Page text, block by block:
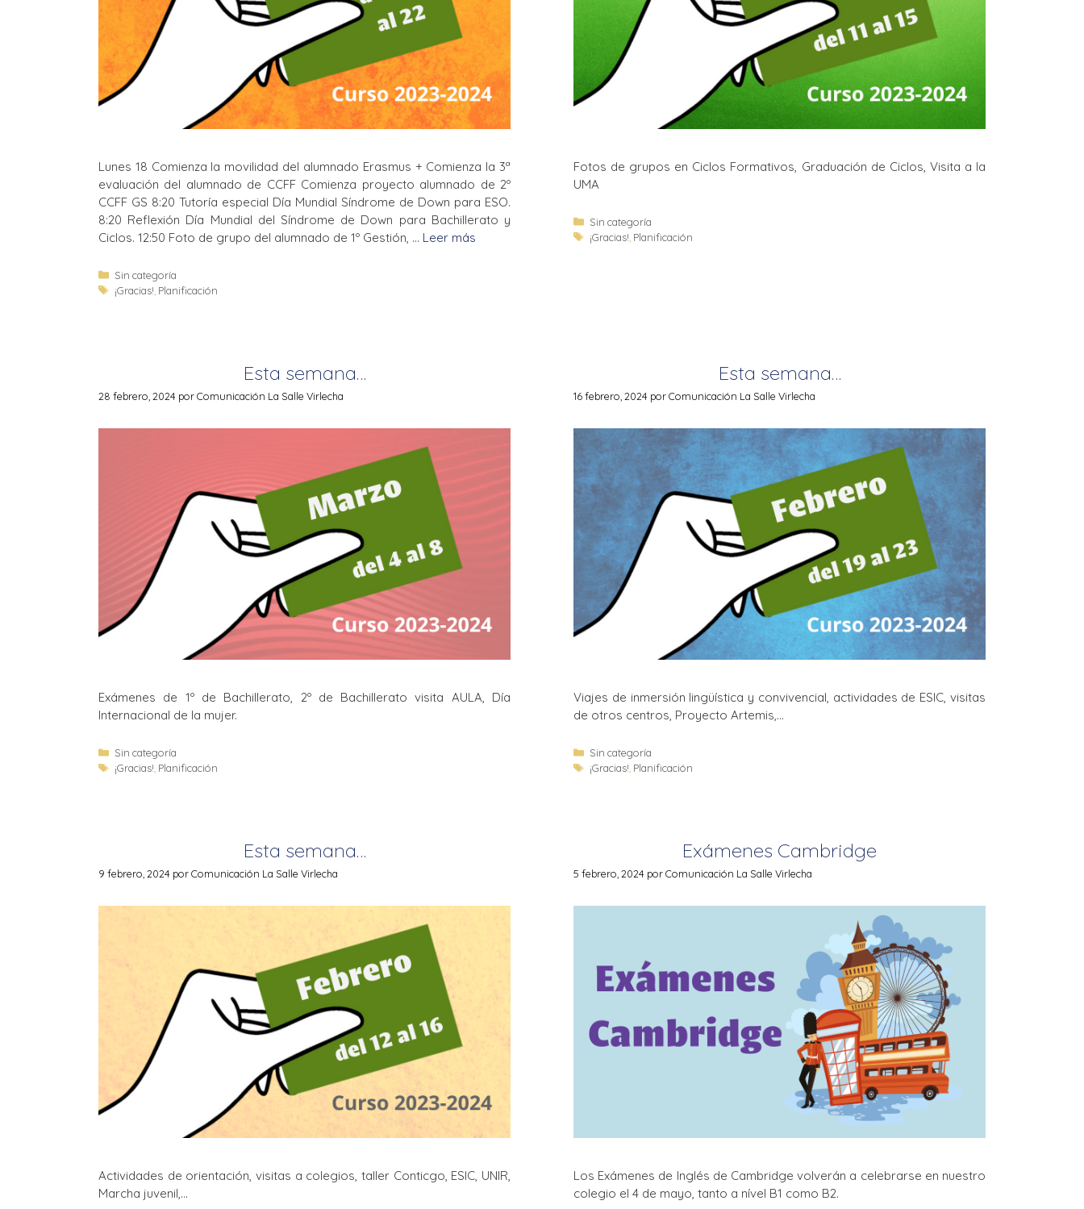
Lunes 18 Comienza la movilidad del alumnado Erasmus + Comienza la 3ª
evaluación del alumnado de CCFF Comienza proyecto alumnado de 2º
CCFF GS 8:20 Tutoría especial Día Mundial Síndrome de Down para ESO.
8:20 Reflexión Día Mundial del Síndrome de Down para Bachillerato y
Ciclos. 12:50 Foto de grupo del alumnado de 1º Gestión, … Leer más
Sin categoría
¡Gracias! Planificación
Fotos de grupos en Ciclos Formativos, Graduación de Ciclos, Visita a la
UMA
Sin categoría
¡Gracias! Planificación
Esta semana…
28 febrero, 2024 porComunicación La Salle Virlecha
Exámenes de 1º de Bachillerato, 2º de Bachillerato visita AULA, Día
Internacional de la mujer.
Sin categoría
¡Gracias! Planificación
Esta semana…
16 febrero, 2024 porComunicación La Salle Virlecha
Viajes de inmersión lingüística y convivencial, actividades de ESIC, visitas
de otros centros, Proyecto Artemis,…
Sin categoría
¡Gracias! Planificación
Esta semana…
9 febrero, 2024 porComunicación La Salle Virlecha
Actividades de orientación, visitas a colegios, taller Conticgo, ESIC, UNIR,
Marcha juvenil,…
Exámenes Cambridge
5 febrero, 2024 porComunicación La Salle Virlecha
Los Exámenes de Inglés de Cambridge volverán a celebrarse en nuestro
colegio el 4 de mayo, tanto a nível B1 como B2.